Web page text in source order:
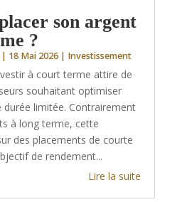
son argent
?
18 Mai 2026| Investissement
à court terme attire de
souhaitant optimiser
durée limitée. Contrairement
à long terme, cette
des placements de courte
de rendement...
Lire la suite